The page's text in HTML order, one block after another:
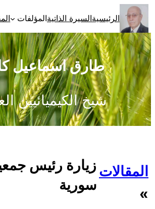
تخطى
إلى
المحتوى
الرئيسيةالسيرة الذاتيةالمؤلفات
طارق اسماعيل
شيخ الكيميائيين
المقالات
»
زيارة رئيس
سورية